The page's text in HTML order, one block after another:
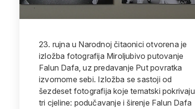
23. rujna u Narodnoj čitaonici otvorena je
izložba fotografija Miroljubivo putovanje
Falun Dafa, uz predavanje Put povratka
izvornome sebi. Izložba se sastoji od
šezdeset fotografija koje tematski pokrivaju
tri cjeline: podučavanje i širenje Falun Dafa